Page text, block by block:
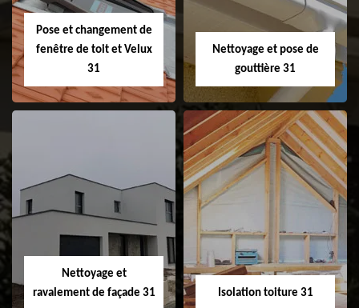
31
Pose et changement de
fenêtre de toit et Velux
31
Pose et
changement de
fenêtre de toit et
Velux 31
Nettoyage et pose de
gouttière 31
Nettoyage et pose
Nettoyage et
ravalement de façade 31
Isolation toiture 31